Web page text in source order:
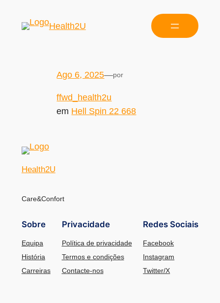
Health2U
Ago 6, 2025—por
ffwd_health2u
em Hell Spin 22 668
Health2U
Care&Confort
Sobre
Equipa
História
Carreiras
Privacidade
Política de privacidade
Termos e condições
Contacte-nos
Redes Sociais
Facebook
Instagram
Twitter/X